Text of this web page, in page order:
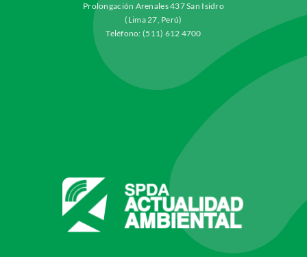
Prolongación Arenales 437 San Isidro
(Lima 27, Perú)
Teléfono: (511) 612 4700